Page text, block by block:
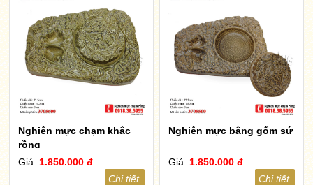
Nghiên mực chạm khắc
rồng
Giá: 1.850.000 đ
Chi tiết
Nghiên mực bằng gốm sứ
Giá: 1.850.000 đ
Chi tiết